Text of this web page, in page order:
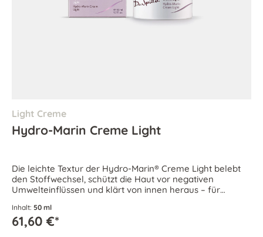
Light Creme
Hydro-Marin Creme Light
Die leichte Textur der Hydro-Marin® Creme Light belebt
den Stoffwechsel, schützt die Haut vor negativen
Umwelteinflüssen und klärt von innen heraus – für
Inhalt: 50 ml
61,60 €*